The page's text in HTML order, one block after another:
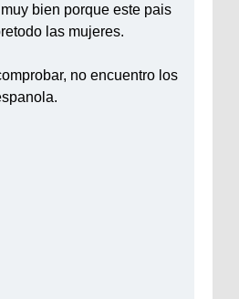
bien porque este pais
las mujeres.
no encuentro los